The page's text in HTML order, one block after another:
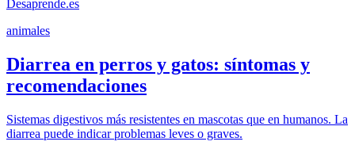
Desaprende.es
animales
Diarrea en perros y gatos: síntomas y
recomendaciones
Sistemas digestivos más resistentes en mascotas que en humanos. La
diarrea puede indicar problemas leves o graves.